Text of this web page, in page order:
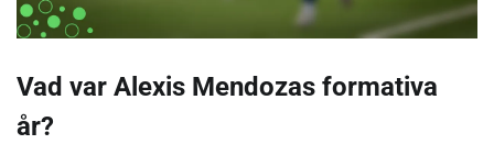
Vad var Alexis Mendozas formativa
år?